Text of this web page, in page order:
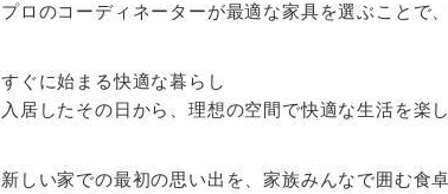
プロのコーディネーターが最適な家具を選ぶことで
すぐに始まる快適な暮らし
入居したその日から、理想の空間で快適な生活を楽し
新しい家での最初の思い出を、家族みんなで囲む食